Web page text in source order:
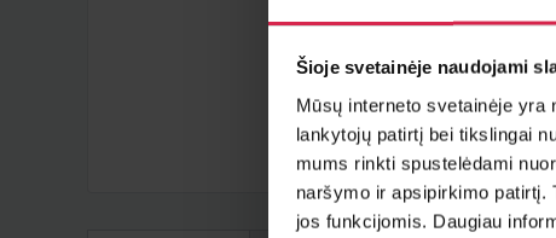
Šioje svetainėje naudojami
Mūsų interneto svetainėje yra
lankytojų patirtį bei tikslingai
mums rinkti spustelėdami
naršymo ir apsipirkimo patirtį.
jos funkcijomis. Daugiau